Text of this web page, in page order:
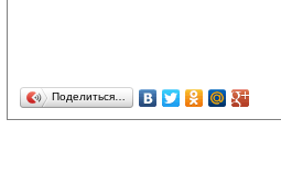
Поделиться…